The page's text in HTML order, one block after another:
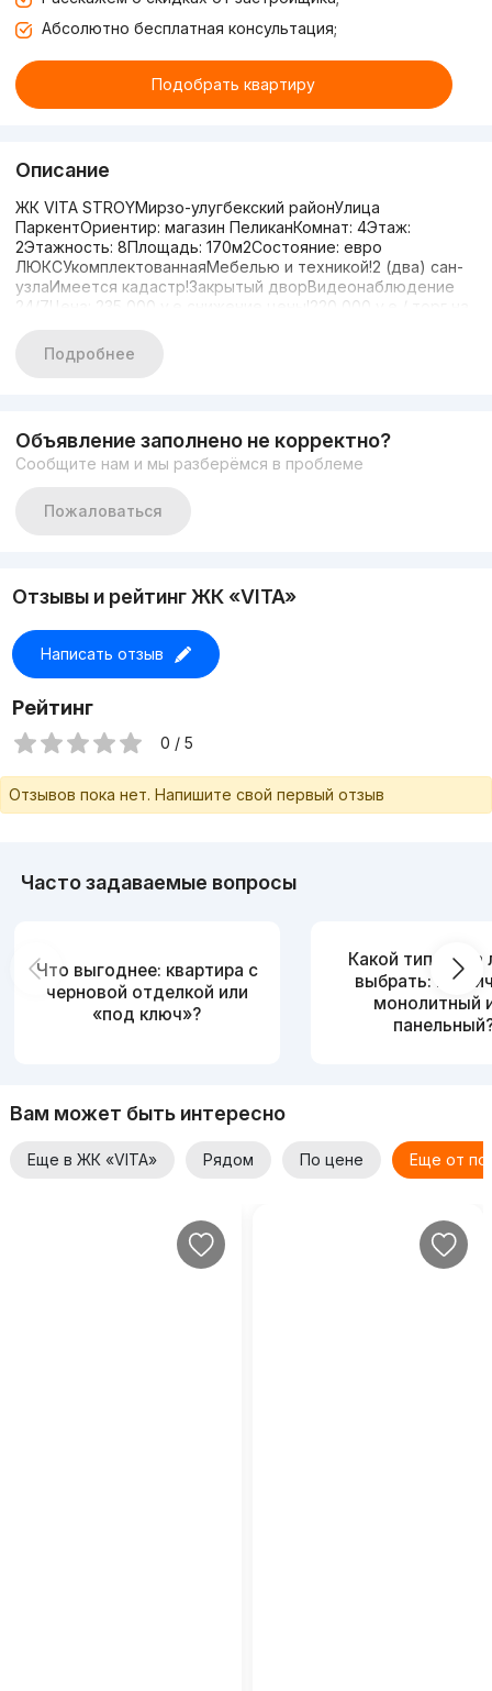
Абсолютно бесплатная консультация;
Подобрать квартиру
Описание
ЖК VITA STROYМирзо-улугбекский районУлица
ПаркентОриентир: магазин ПеликанКомнат: 4Этаж:
2Этажность: 8Площадь: 170м2Состояние: евро
ЛЮКСУкомплектованнаяМебелью и техникой!2 (два) сан-
узлаИмеется кадастр!Закрытый дворВидеонаблюдение
24/7Цена: 235 000 у.е снижение цены!220 000 у.е / торг на
Подробнее
Объявление заполнено не корректно?
Сообщите нам и мы разберёмся в проблеме
Пожаловаться
Отзывы и рейтинг ЖК «VITA»
Написать отзыв
Рейтинг
0 / 5
Отзывов пока нет. Напишите свой первый отзыв
Часто задаваемые вопросы
Что выгоднее: квартира с
черновой отделкой или
«под ключ»?
Какой тип дома
выбрать:
монолитный
Вам может быть интересно
Еще в ЖК «VITA» Рядом По цене Еще от